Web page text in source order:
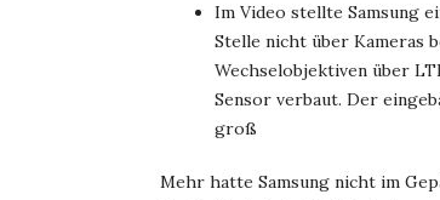
Im Video stellte Samsung
Stelle nicht über Kameras
Wechselobjektiven über
Sensor verbaut. Der
groß
Mehr hatte Samsung nicht im